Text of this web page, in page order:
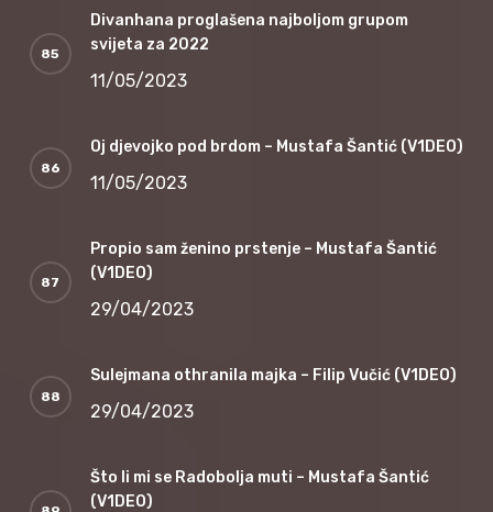
Divanhana proglašena najboljom grupom
svijeta za 2022
11/05/2023
Oj djevojko pod brdom – Mustafa Šantić (V1DEO)
11/05/2023
Propio sam ženino prstenje – Mustafa Šantić
(V1DEO)
29/04/2023
Sulejmana othranila majka – Filip Vučić (V1DEO)
29/04/2023
Što li mi se Radobolja muti – Mustafa Šantić
(V1DEO)